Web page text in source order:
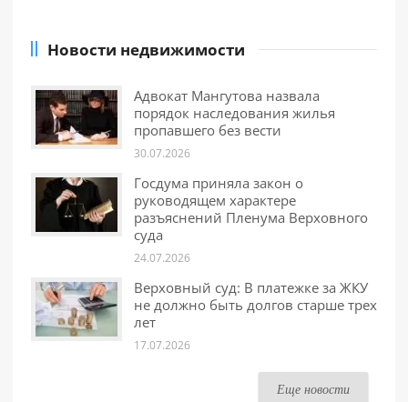
Новости недвижимости
Адвокат Мангутова назвала
порядок наследования жилья
пропавшего без вести
30.07.2026
Госдума приняла закон о
руководящем характере
разъяснений Пленума Верховного
суда
24.07.2026
Верховный суд: В платежке за ЖКУ
не должно быть долгов старше трех
лет
17.07.2026
Еще новости